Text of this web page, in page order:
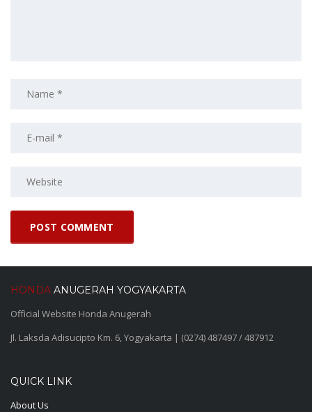
HONDA ANUGERAH YOGYAKARTA
Official Website Honda Anugerah
Jl. Laksda Adisucipto Km. 6, Yogyakarta | (0274) 487497 / 487912
QUICK LINK
About Us